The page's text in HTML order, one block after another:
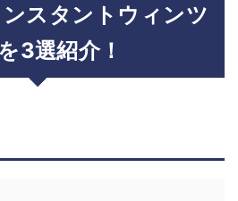
スタントウィンツ
3選紹介！